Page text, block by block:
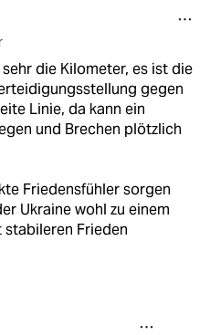
die Kilometer, es ist die
gegen
Linie, da kann ein
und Brechen plötzlich
Friedensfühler sorgen
Ukraine wohl zu einem
Frieden